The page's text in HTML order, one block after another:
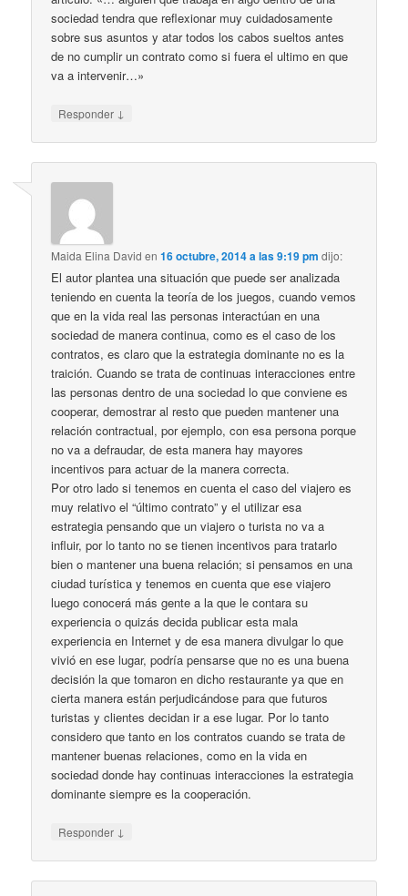
sociedad tendra que reflexionar muy cuidadosamente
sobre sus asuntos y atar todos los cabos sueltos antes
de no cumplir un contrato como si fuera el ultimo en que
va a intervenir…»
Responder ↓
Maida Elina David en16 octubre, 2014 a las 9:19 pm dijo:
El autor plantea una situación que puede ser analizada
teniendo en cuenta la teoría de los juegos, cuando vemos
que en la vida real las personas interactúan en una
sociedad de manera continua, como es el caso de los
contratos, es claro que la estrategia dominante no es la
traición. Cuando se trata de continuas interacciones entre
las personas dentro de una sociedad lo que conviene es
cooperar, demostrar al resto que pueden mantener una
relación contractual, por ejemplo, con esa persona porque
no va a defraudar, de esta manera hay mayores
incentivos para actuar de la manera correcta.
Por otro lado si tenemos en cuenta el caso del viajero es
muy relativo el “último contrato” y el utilizar esa
estrategia pensando que un viajero o turista no va a
influir, por lo tanto no se tienen incentivos para tratarlo
bien o mantener una buena relación; si pensamos en una
ciudad turística y tenemos en cuenta que ese viajero
luego conocerá más gente a la que le contara su
experiencia o quizás decida publicar esta mala
experiencia en Internet y de esa manera divulgar lo que
vivió en ese lugar, podría pensarse que no es una buena
decisión la que tomaron en dicho restaurante ya que en
cierta manera están perjudicándose para que futuros
turistas y clientes decidan ir a ese lugar. Por lo tanto
considero que tanto en los contratos cuando se trata de
mantener buenas relaciones, como en la vida en
sociedad donde hay continuas interacciones la estrategia
dominante siempre es la cooperación.
Responder ↓